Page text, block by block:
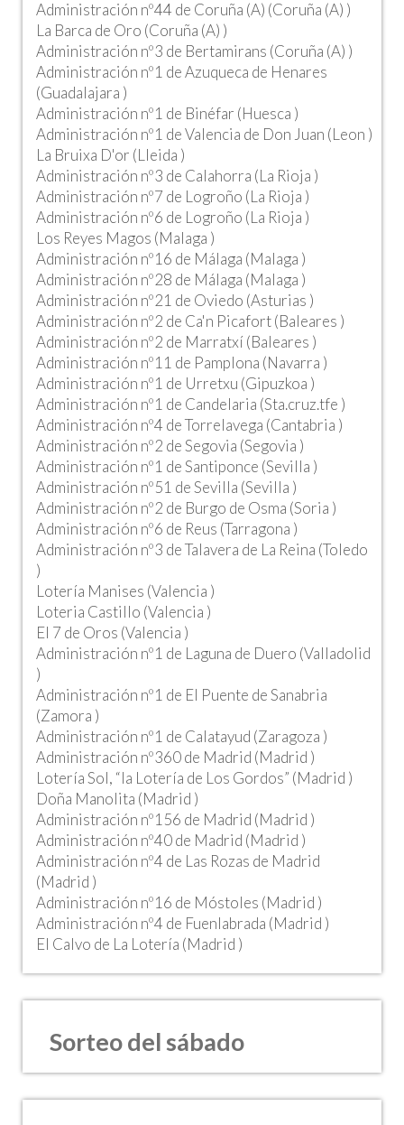
Administración nº44 de Coruña (A) (Coruña (A) )
La Barca de Oro (Coruña (A) )
Administración nº3 de Bertamirans (Coruña (A) )
Administración nº1 de Azuqueca de Henares
(Guadalajara )
Administración nº1 de Binéfar (Huesca )
Administración nº1 de Valencia de Don Juan (Leon )
La Bruixa D'or (Lleida )
Administración nº3 de Calahorra (La Rioja )
Administración nº7 de Logroño (La Rioja )
Administración nº6 de Logroño (La Rioja )
Los Reyes Magos (Malaga )
Administración nº16 de Málaga (Malaga )
Administración nº28 de Málaga (Malaga )
Administración nº21 de Oviedo (Asturias )
Administración nº2 de Ca'n Picafort (Baleares )
Administración nº2 de Marratxí (Baleares )
Administración nº11 de Pamplona (Navarra )
Administración nº1 de Urretxu (Gipuzkoa )
Administración nº1 de Candelaria (Sta.cruz.tfe )
Administración nº4 de Torrelavega (Cantabria )
Administración nº2 de Segovia (Segovia )
Administración nº1 de Santiponce (Sevilla )
Administración nº51 de Sevilla (Sevilla )
Administración nº2 de Burgo de Osma (Soria )
Administración nº6 de Reus (Tarragona )
Administración nº3 de Talavera de La Reina (Toledo
)
Lotería Manises (Valencia )
Loteria Castillo (Valencia )
El 7 de Oros (Valencia )
Administración nº1 de Laguna de Duero (Valladolid
)
Administración nº1 de El Puente de Sanabria
(Zamora )
Administración nº1 de Calatayud (Zaragoza )
Administración nº360 de Madrid (Madrid )
Lotería Sol, “la Lotería de Los Gordos” (Madrid )
Doña Manolita (Madrid )
Administración nº156 de Madrid (Madrid )
Administración nº40 de Madrid (Madrid )
Administración nº4 de Las Rozas de Madrid
(Madrid )
Administración nº16 de Móstoles (Madrid )
Administración nº4 de Fuenlabrada (Madrid )
El Calvo de La Lotería (Madrid )
Sorteo del sábado